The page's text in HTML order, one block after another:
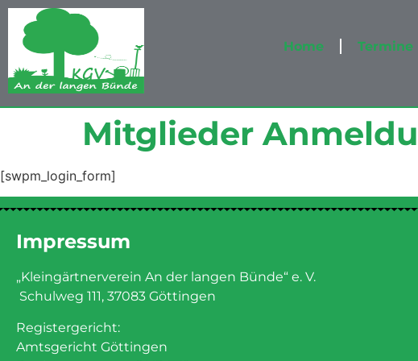
Home Termine
Mitglieder
[swpm_login_form]
Impressum
„Kleingärtnerverein An der langen Bünde“ e. V.
Schulweg 111, 37083 Göttingen
Registergericht:
Amtsgericht Göttingen